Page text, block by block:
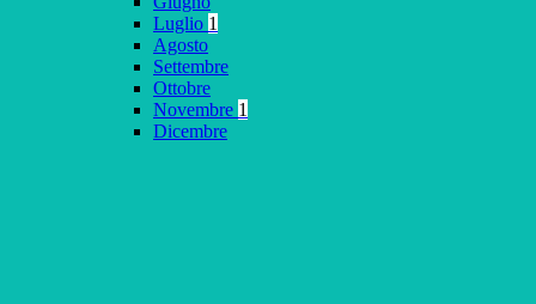
Luglio 1
Agosto
Settembre
Ottobre
Novembre 1
Dicembre